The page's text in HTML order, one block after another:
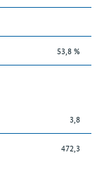
53,8 %
3,8
472,3